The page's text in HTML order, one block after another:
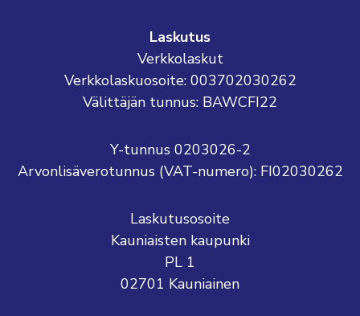
Laskutus
Verkkolaskut
Verkkolaskuosoite: 003702030262
Välittäjän tunnus: BAWCFI22
Y-tunnus 0203026-2
Arvonlisäverotunnus (VAT-numero): FI02030262
Laskutusosoite
Kauniaisten kaupunki
PL 1
02701 Kauniainen